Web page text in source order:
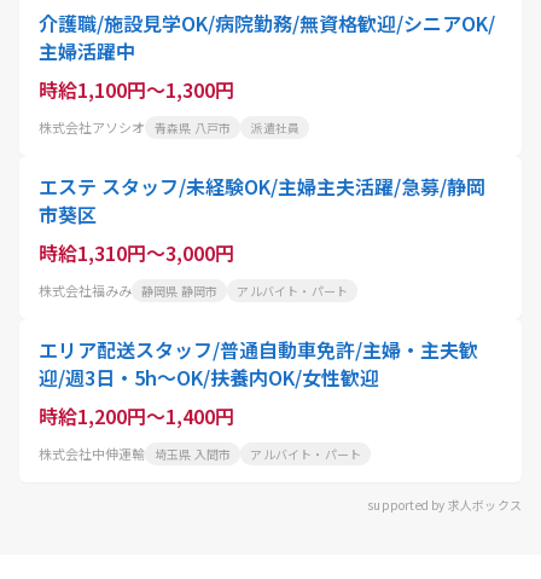
介護職/施設見学OK/病院勤務/無資格歓迎/シニアOK/
主婦活躍中
時給1,100円～1,300円
株式会社アソシオ 青森県 八戸市 派遣社員
エステ スタッフ/未経験OK/主婦主夫活躍/急募/静岡
市葵区
時給1,310円～3,000円
株式会社福みみ 静岡県 静岡市 アルバイト・パート
エリア配送スタッフ/普通自動車免許/主婦・主夫歓
迎/週3日・5h～OK/扶養内OK/女性歓迎
時給1,200円～1,400円
株式会社中伸運輸 埼玉県 入間市 アルバイト・パート
supported by 求人ボックス